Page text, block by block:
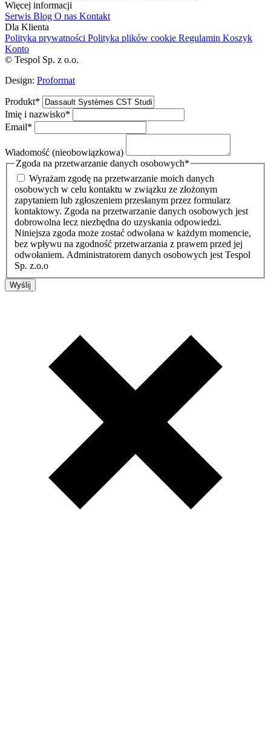
Więcej informacji
Serwis Blog O nas Kontakt
Dla Klienta
Polityka prywatności Polityka plików cookie Regulamin Koszyk
Konto
© Tespol Sp. z o.o.
Design: Proformat
Produkt*
Imię i nazwisko*
Email*
Wiadomość (nieobowiązkowa)
Zgoda na przetwarzanie danych osobowych*
Wyrażam zgodę na przetwarzanie moich danych
osobowych w celu kontaktu w związku ze złożonym
zapytaniem lub zgłoszeniem przesłanym przez formularz
kontaktowy. Zgoda na przetwarzanie danych osobowych jest
dobrowolna lecz niezbędna do uzyskania odpowiedzi.
Niniejsza zgoda może zostać odwołana w każdym momencie,
bez wpływu na zgodność przetwarzania z prawem przed jej
odwołaniem. Administratorem danych osobowych jest Tespol
Sp. z.o.o
Wyślij